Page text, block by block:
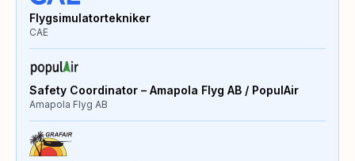
Flygsimulatortekniker
CAE
Safety Coordinator – Amapola Flyg AB / PopulAir
Amapola Flyg AB